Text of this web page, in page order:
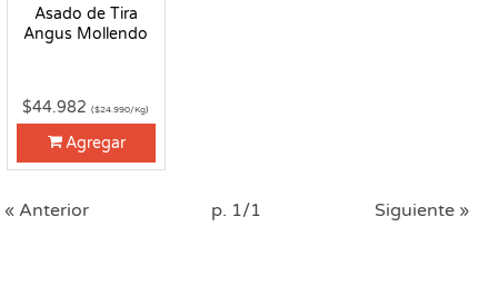
Asado de Tira
Angus Mollendo
$44.982($24.990/Kg)
Agregar
« Anterior p. 1/1 Siguiente »